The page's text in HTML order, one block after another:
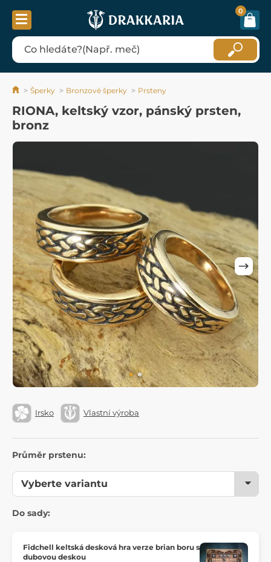
0
Šperky Bronzové šperky Prsteny
RIONA, keltský vzor, pánský prsten,
bronz
Irsko Vlastní výroba
Průměr prstenu:
Do sady:
Fidchell keltská desková hra verze brian boru s
dubovou deskou